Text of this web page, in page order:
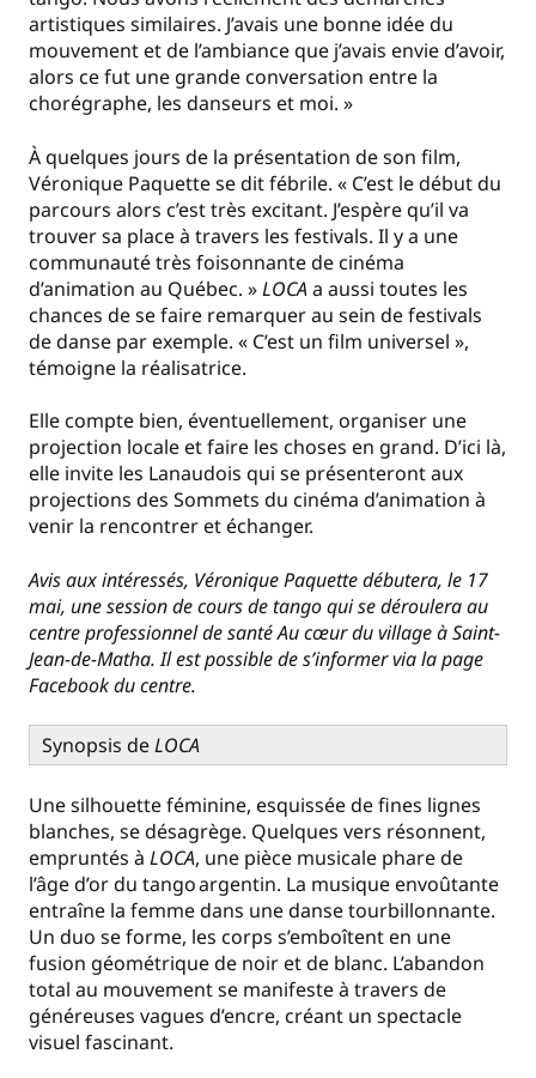
artistiques similaires. J’avais une bonne idée du
mouvement et de l’ambiance que j’avais envie d’avoir,
alors ce fut une grande conversation entre la
chorégraphe, les danseurs et moi. »
À quelques jours de la présentation de son film,
Véronique Paquette se dit fébrile. « C’est le début du
parcours alors c’est très excitant. J’espère qu’il va
trouver sa place à travers les festivals. Il y a une
communauté très foisonnante de cinéma
d’animation au Québec. »LOCAa aussi toutes les
chances de se faire remarquer au sein de festivals
de danse par exemple. « C’est un film universel »,
témoigne la réalisatrice.
Elle compte bien, éventuellement, organiser une
projection locale et faire les choses en grand. D’ici là,
elle invite les Lanaudois qui se présenteront aux
projections des Sommets du cinéma d’animation à
venir la rencontrer et échanger.
Avis aux intéressés, Véronique Paquette débutera, le 17
mai, une session de cours de tango qui se déroulera au
centre professionnel de santé Au cœur du village à Saint-
Jean-de-Matha. Il est possible de s’informer via la page
Facebook du centre.
Synopsis deLOCA
Une silhouette féminine, esquissée de fines lignes
blanches, se désagrège. Quelques vers résonnent,
empruntés à LOCA, une pièce musicale phare de
l’âge d’or du tango argentin. La musique envoûtante
entraîne la femme dans une danse tourbillonnante.
Un duo se forme, les corps s’emboîtent en une
fusion géométrique de noir et de blanc. L’abandon
total au mouvement se manifeste à travers de
généreuses vagues d’encre, créant un spectacle
visuel fascinant.